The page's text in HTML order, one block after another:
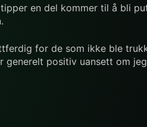
en del kommer til å bli
for de som ikke ble
generelt positiv uansett om